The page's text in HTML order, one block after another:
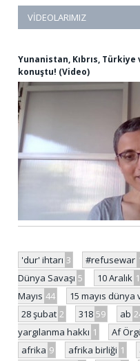
VIDEOLARIMIZ
Yunanistan, Kıbrıs,
konuştu! (Video)
'dur' ihtarı 3 #refusewar
Dünya Savaşı 5 10 Aralık 1
Mayıs 44 15 mayıs
28 şubat 2 318 59 ab
yargılanma hakkı 1 Af
afrika 9 afrika birliği 1